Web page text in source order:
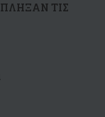
ΤΙΣ